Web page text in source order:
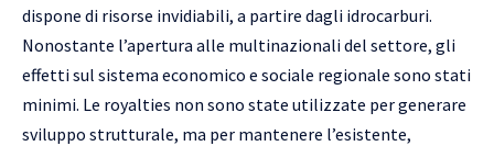
dispone di risorse invidiabili, a partire dagli idrocarburi.
Nonostante l’apertura alle multinazionali del settore, gli
effetti sul sistema economico e sociale regionale sono stati
minimi. Le royalties non sono state utilizzate per generare
sviluppo strutturale, ma per mantenere l’esistente,